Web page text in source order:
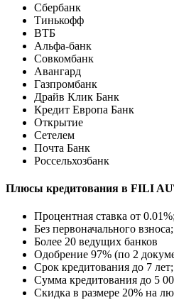
Сбербанк
Тинькофф
ВТБ
Альфа-банк
Совкомбанк
Авангард
Газпромбанк
Драйв Клик Банк
Кредит Европа Банк
Открытие
Сетелем
Почта Банк
Россельхозбанк
Плюсы кредитования в FILI
Процентная ставка от 0.01%;
Без первоначального взноса;
Более 20 ведущих банков
Одобрение 97% (по 2
Срок кредитования до 7 лет;
Сумма кредитования до 5
Скидка в размере 20% на